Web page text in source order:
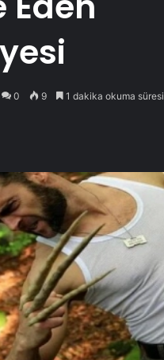
0 9 1 dakika okuma süresi